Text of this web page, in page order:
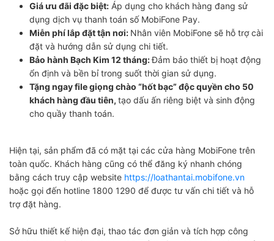
Giá ưu đãi đặc biệt: Áp dụng cho khách hàng đang sử
dụng dịch vụ thanh toán số MobiFone Pay.
Miễn phí lắp đặt tận nơi: Nhân viên MobiFone sẽ hỗ trợ cài
đặt và hướng dẫn sử dụng chi tiết.
Bảo hành Bạch Kim 12 tháng:Đảm bảo thiết bị hoạt động
ổn định và bền bỉ trong suốt thời gian sử dụng.
Tặng ngay file giọng chào “hốt bạc” độc quyền cho 50
khách hàng đầu tiên, tạo dấu ấn riêng biệt và sinh động
cho quầy thanh toán.
Hiện tại, sản phẩm đã có mặt tại các cửa hàng MobiFone trên
toàn quốc. Khách hàng cũng có thể đăng ký nhanh chóng
bằng cách truy cập website https://loathantai.mobifone.vn
hoặc gọi đến hotline 1800 1290 để được tư vấn chi tiết và hỗ
trợ đặt hàng.
Sở hữu thiết kế hiện đại, thao tác đơn giản và tích hợp công